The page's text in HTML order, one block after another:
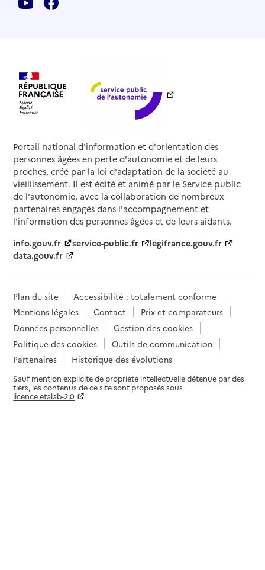
Portail national d'information et d'orientation des
personnes âgées en perte d'autonomie et de leurs
proches, créé par la loi d'adaptation de la société au
vieillissement. Il est édité et animé par le Service public
de l'autonomie, avec la collaboration de nombreux
partenaires engagés dans l'accompagnement et
l'information des personnes âgées et de leurs aidants.
info.gouv.fr
service-public.fr
legifrance.gouv.fr
data.gouv.fr
Plan du site
Accessibilité : totalement conforme
Mentions légales
Contact
Prix et comparateurs
Données personnelles
Gestion des cookies
Politique des cookies
Outils de communication
Partenaires
Historique des évolutions
Sauf mention explicite de propriété intellectuelle détenue par des
tiers, les contenus de ce site sont proposés sous
licence etalab-2.0